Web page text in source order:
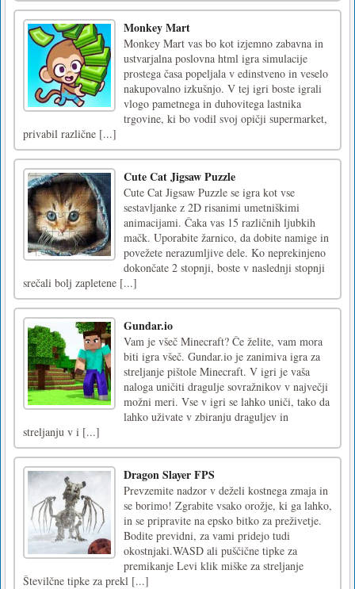
Monkey Mart
Monkey Mart vas bo kot izjemno zabavna in
ustvarjalna poslovna html igra simulacije
prostega časa popeljala v edinstveno in veselo
nakupovalno izkušnjo. V tej igri boste igrali
vlogo pametnega in duhovitega lastnika
trgovine, ki bo vodil svoj opičji supermarket,
privabil različne [...]
Cute Cat Jigsaw Puzzle
Cute Cat Jigsaw Puzzle se igra kot vse
sestavljanke z 2D risanimi umetniškimi
animacijami. Čaka vas 15 različnih ljubkih
mačk. Uporabite žarnico, da dobite namige in
povežete nerazumljive dele. Ko neprekinjeno
dokončate 2 stopnji, boste v naslednji stopnji
srečali bolj zapletene [...]
Gundar.io
Vam je všeč Minecraft? Če želite, vam mora
biti igra všeč. Gundar.io je zanimiva igra za
streljanje pištole Minecraft. V igri je vaša
naloga uničiti dragulje sovražnikov v največji
možni meri. Vse v igri se lahko uniči, tako da
lahko uživate v zbiranju draguljev in
streljanju v i [...]
Dragon Slayer FPS
Prevzemite nadzor v deželi kostnega zmaja in
se borimo! Zgrabite vsako orožje, ki ga lahko,
in se pripravite na epsko bitko za preživetje.
Bodite previdni, za vami pridejo tudi
okostnjaki.WASD ali puščične tipke za
premikanje Levi klik miške za streljanje
Številčne tipke za prekl [...]